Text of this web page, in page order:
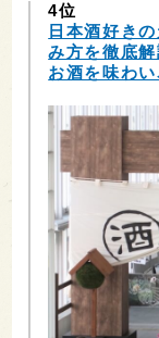
4位
日本酒好き
み方を徹底
お酒を味わい